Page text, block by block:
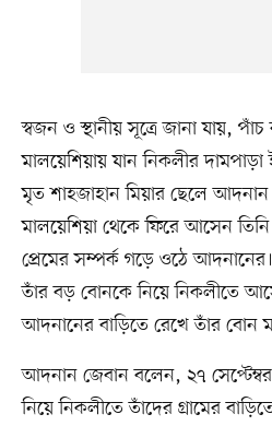
স্বজন ও স্থানীয় সূত্রে জানা যায়,
মালয়েশিয়ায় যান নিকলীর দামপাড়া
মৃত শাহজাহান মিয়ার ছেলে
মালয়েশিয়া থেকে ফিরে আসেন
প্রেমের সম্পর্ক গড়ে ওঠে
তাঁর বড় বোনকে নিয়ে নিকলীতে
আদনানের বাড়িতে রেখে তাঁর বোন
আদনান জেবান বলেন, ২৭
নিয়ে নিকলীতে তাঁদের গ্রামের